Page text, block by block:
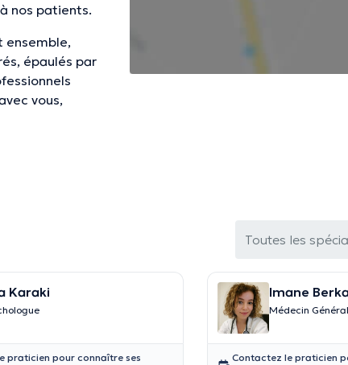
nos patients.
ensemble,
épaulés par
vous,
Toutes les
Karaki
praticien pour connaître ses
Imane
Médecin
Contactez le praticien